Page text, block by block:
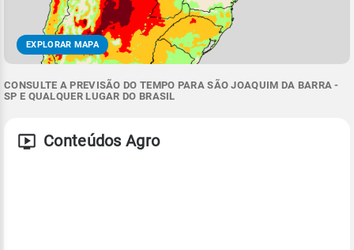
EXPLORAR MAPA
CONSULTE A PREVISÃO DO TEMPO PARA SÃO JOAQUIM DA BARRA -
SP E QUALQUER LUGAR DO BRASIL
Conteúdos Agro